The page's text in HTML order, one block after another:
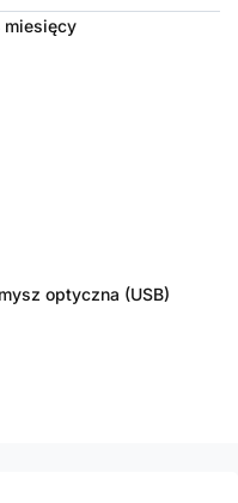
miesięcy
optyczna (USB)